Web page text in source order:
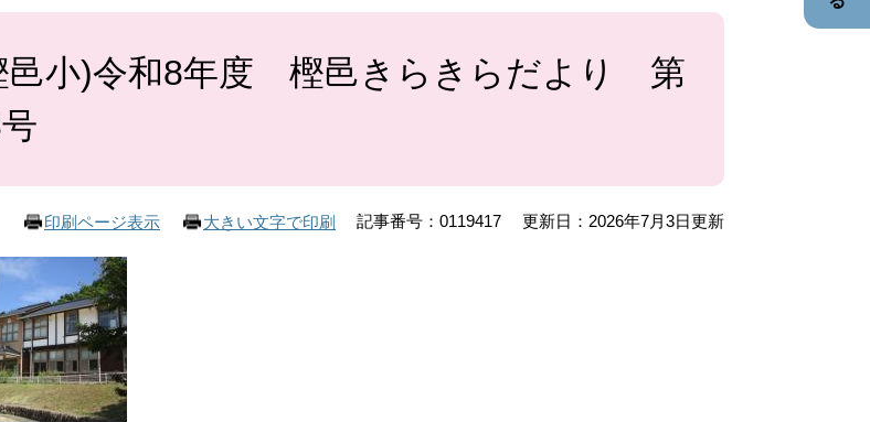
邑小)令和8年度 樫邑きらきらだより 第
印刷ページ表示 大きい文字で印刷 記事番号：0119417 更新日：2026年7月3日更新